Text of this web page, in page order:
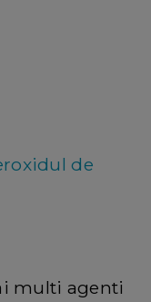
de
multi agenti